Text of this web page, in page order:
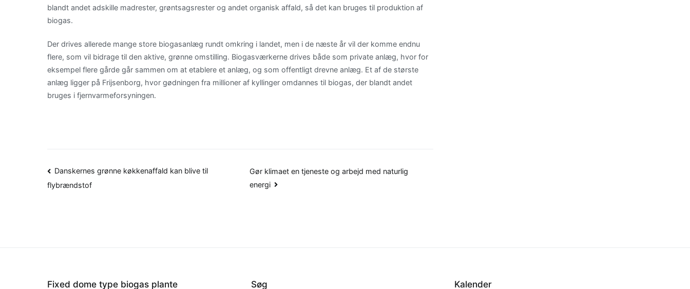
blandt andet adskille madrester, grøntsagsrester og andet organisk affald, så det kan bruges til produktion af
biogas.
Der drives allerede mange store biogasanlæg rundt omkring i landet, men i de næste år vil der komme endnu
flere, som vil bidrage til den aktive, grønne omstilling. Biogasværkerne drives både som private anlæg, hvor for
eksempel flere gårde går sammen om at etablere et anlæg, og som offentligt drevne anlæg. Et af de største
anlæg ligger på Frijsenborg, hvor gødningen fra millioner af kyllinger omdannes til biogas, der blandt andet
bruges i fjernvarmeforsyningen.
Indlægsnavigation
Danskernes grønne køkkenaffald kan blive til
flybrændstof
Gør klimaet en tjeneste og arbejd med naturlig
energi
Fixed dome type biogas plante Søg Kalender